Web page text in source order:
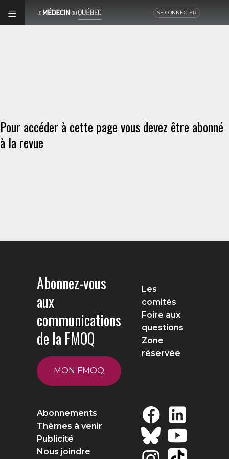
SE CONNECTER
Pour accéder à cette page vous devez être abonné
à la revue
Abonnez-vous
aux
communications
de la FMOQ
MON FMOQ
Les
comités
Foire aux
questions
Zone
réservée
Abonnements
Thèmes à venir
Publicité
Nous joindre